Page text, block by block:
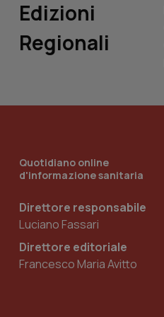
Edizioni
Regionali
Quotidiano online
d'informazione sanitaria
Direttore responsabile
Luciano Fassari
Direttore editoriale
Francesco Maria Avitto